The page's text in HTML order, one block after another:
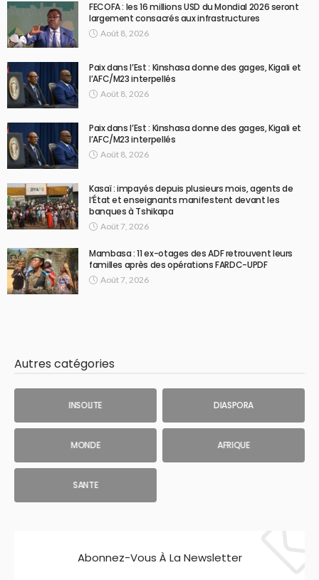
FECOFA : les 16 millions USD du Mondial 2026 seront
largement consacrés aux infrastructures
Août 8, 2026
Paix dans l’Est : Kinshasa donne des gages, Kigali et
l’AFC/M23 interpellés
Août 8, 2026
Paix dans l’Est : Kinshasa donne des gages, Kigali et
l’AFC/M23 interpellés
Août 8, 2026
Kasaï : impayés depuis plusieurs mois, agents de
l’État et enseignants manifestent devant les
banques à Tshikapa
Août 7, 2026
Mambasa : 11 ex-otages des ADF retrouvent leurs
familles après des opérations FARDC-UPDF
Août 7, 2026
Autres catégories
INSOLITE DIASPORA
MONDE AFRIQUE
SANTE
Abonnez-Vous À La Newsletter